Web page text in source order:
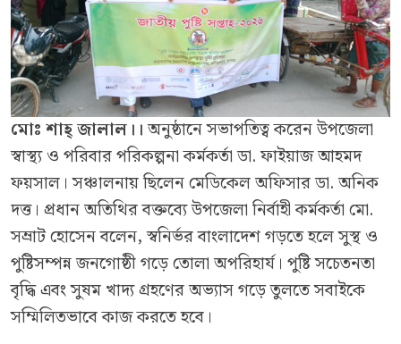
মোঃ শাহ্ জালাল।।অনুষ্ঠানে সভাপতিত্ব করেন উপজেলা
স্বাস্থ্য ও পরিবার পরিকল্পনা কর্মকর্তা ডা. ফাইয়াজ আহমদ
ফয়সাল। সঞ্চালনায় ছিলেন মেডিকেল অফিসার ডা. অনিক
দত্ত। প্রধান অতিথির বক্তব্যে উপজেলা নির্বাহী কর্মকর্তা মো.
সম্রাট হোসেন বলেন, স্বনির্ভর বাংলাদেশ গড়তে হলে সুস্থ ও
পুষ্টিসম্পন্ন জনগোষ্ঠী গড়ে তোলা অপরিহার্য। পুষ্টি সচেতনতা
বৃদ্ধি এবং সুষম খাদ্য গ্রহণের অভ্যাস গড়ে তুলতে সবাইকে
সম্মিলিতভাবে কাজ করতে হবে।